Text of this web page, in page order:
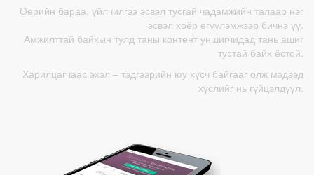
Өөрийн бараа, үйлчилгээ эсвэл тусгай чадамжийн талаар нэг
эсвэл хоёр өгүүлэмжээр бичнэ үү.
Амжилттай байхын тулд таны контент уншигчидад тань ашиг
тустай байх ёстой.
Харилцагчаас эхэл – тэдгээрийн юу хүсч байгааг олж мэдээд
хүслийг нь гүйцэлдүүл.